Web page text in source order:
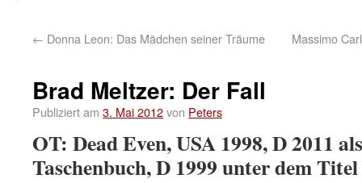
← Donna Leon: Das Mädchen seiner Träume Massimo
Brad Meltzer: Der Fall
Publiziert am 3. Mai 2012von Peters
OT: Dead Even, USA 1998, D 2011
Taschenbuch, D 1999 unter dem